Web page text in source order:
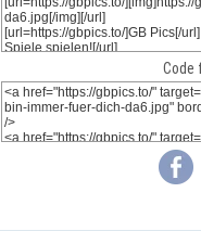
Code